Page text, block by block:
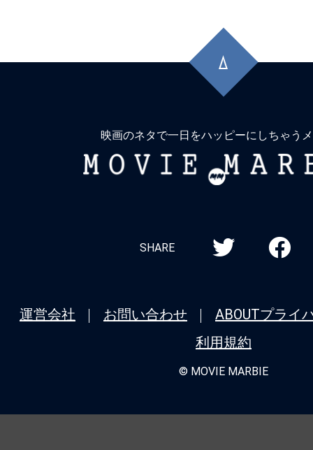
頭
に
映画のネタで一日をハッピーにしちゃう
MOVIE
SHARE
運営会社 お問い合わせ ABOUTプライ
利用規約
© MOVIE MARBIE